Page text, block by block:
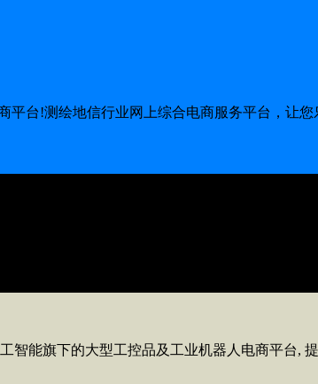
台!测绘地信行业网上综合电商服务平台，让
智能旗下的大型工控品及工业机器人电商平台,